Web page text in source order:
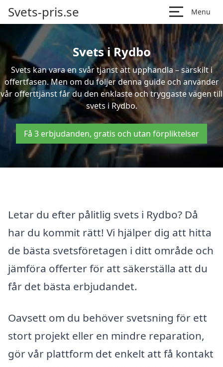
Svets-pris.se Menu
Svets i Rydbo
Svets kan vara en svår tjänst att upphandla – särskilt i
offertfasen. Men om du följer denna guide och använder
vår offerttjänst får du den enklaste och tryggaste vägen till
svets i Rydbo.
Få 3 erbjudanden, gratis och utan förpliktelser
Letar du efter pålitlig svets i Rydbo? Då
har du kommit rätt! Vi hjälper dig att hitta
de bästa svetsföretagen i ditt område och
jämföra offerter för att säkerställa att du
får det bästa erbjudandet.
Oavsett om du behöver svetsning för ett
stort projekt eller en mindre reparation,
gör vår plattform det enkelt att få kontakt